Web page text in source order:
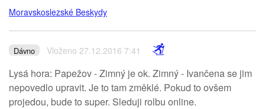
Moravskoslezské Beskydy
Dávno Vloženo 27.12.2016 7:41
Lysá hora: Papežov - Zimný je ok. Zimný - Ivančena se jim
nepovedlo upravit. Je to tam změklé. Pokud to ovšem
projedou, bude to super. Sleduji rolbu online.